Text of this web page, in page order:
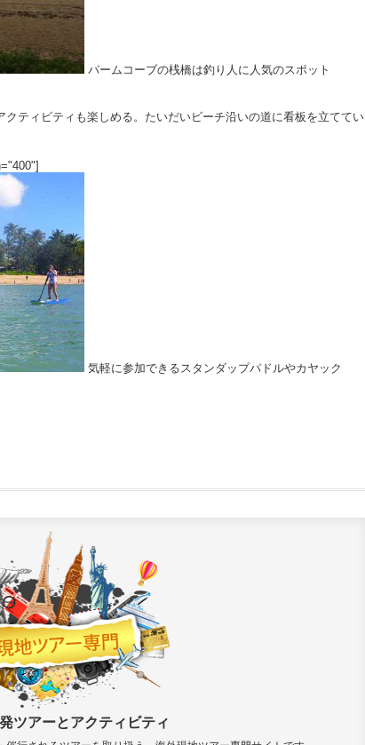
パームコーブの桟橋は釣り人に人気のスポット
ティビティも楽しめる。たいだいビーチ沿いの道に看板を立ててい
気軽に参加できるスタンダップパドルやカヤック
ツアーとアクティビティ